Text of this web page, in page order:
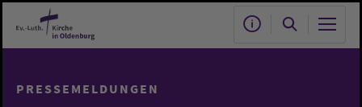
Zum Hauptinhalt springen
PRESSEMELDUNGEN